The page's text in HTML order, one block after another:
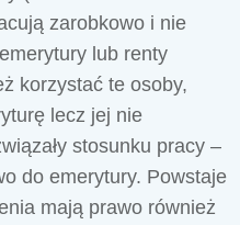
zarobkowo i nie
lub renty
korzystać te osoby,
lecz jej nie
stosunku pracy –
do emerytury. Powstaje
mają prawo również